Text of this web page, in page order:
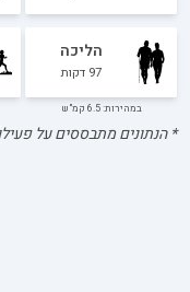
הליכה
97 דקות
במהירות: 6.5 קמ"ש
* הנתונים מתבססים על